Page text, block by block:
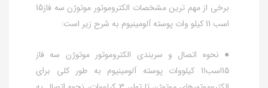
برخی از مهم ترین مشخصات الکتروموتور موتوژن سه فاز15
اسب 11 کیلو وات پوسته آلومینیوم به شرح زیر است:
● نحوه اتصال و سربندی الکتروموتور موتوژن سه فاز
15اسب11 کیلووات پوسته آلومینیوم به طور کلی برای